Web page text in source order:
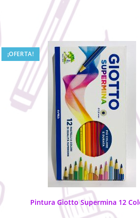
¡OFERTA!
Pintura Giotto Supermina 12